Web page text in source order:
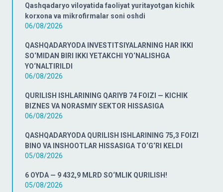
Qashqadaryo viloyatida faoliyat yuritayotgan kichik
korxona va mikrofirmalar soni oshdi
06/08/2026
QASHQADARYODA INVESTITSIYALARNING HAR IKKI
SO‘MIDAN BIRI IKKI YETAKCHI YO‘NALISHGA
YO‘NALTIRILDI
06/08/2026
QURILISH ISHLARINING QARIYB 74 FOIZI — KICHIK
BIZNES VA NORASMIY SEKTOR HISSASIGA
06/08/2026
QASHQADARYODA QURILISH ISHLARINING 75,3 FOIZI
BINO VA INSHOOTLAR HISSASIGA TO‘G‘RI KELDI
05/08/2026
6 OYDA — 9 432,9 MLRD SO‘MLIK QURILISH!
05/08/2026